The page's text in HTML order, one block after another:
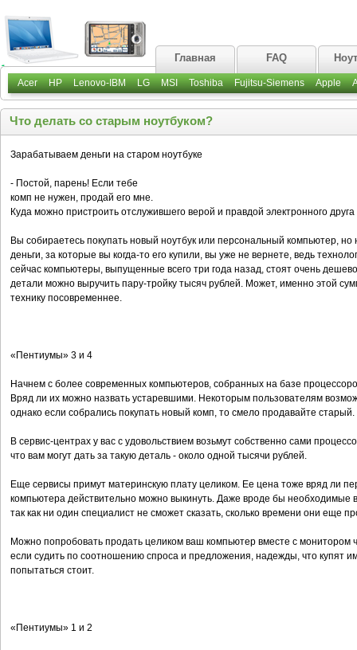
Главная FAQ
Acer HP Lenovo-IBM LG MSI Toshiba Fujitsu-Siemens Apple
Что делать со старым ноутбуком?
Зарабатываем деньги на старом ноутбуке
- Постой, парень! Если тебе
комп не нужен, продай его мне.
Куда можно пристроить отслужившего верой и правдой электронного друга
Вы собираетесь покупать новый ноутбук или персональный компьютер, но
деньги, за которые вы когда-то его купили, вы уже не вернете, ведь
сейчас компьютеры, выпущенные всего три года назад, стоят очень
детали можно выручить пару-тройку тысяч рублей. Может, именно этой
технику посовременнее.
«Пентиумы» 3 и 4
Начнем с более современных компьютеров, собранных на базе
Вряд ли их можно назвать устаревшими. Некоторым пользователям
однако если собрались покупать новый комп, то смело продавайте
В сервис-центрах у вас с удовольствием возьмут собственно сами
что вам могут дать за такую деталь - около одной тысячи рублей.
Еще сервисы примут материнскую плату целиком. Ее цена тоже вряд ли
компьютера действительно можно выкинуть. Даже вроде бы необходимые
так как ни один специалист не сможет сказать, сколько времени они еще
Можно попробовать продать целиком ваш компьютер вместе с монитором
если судить по соотношению спроса и предложения, надежды, что купят
попытаться стоит.
«Пентиумы» 1 и 2